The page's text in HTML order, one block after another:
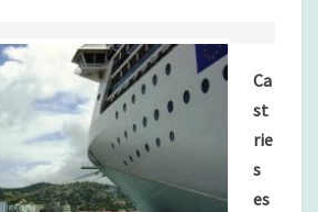
S
(
S
T
E
-
L
T
A
I
R
E
S
Ca
st
rie
s
es